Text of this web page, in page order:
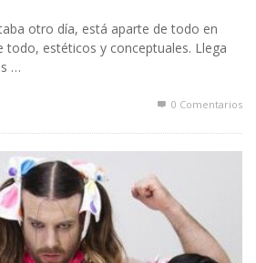
otro día, está aparte de todo en
todo, estéticos y conceptuales. Llega
…
0 Comentarios